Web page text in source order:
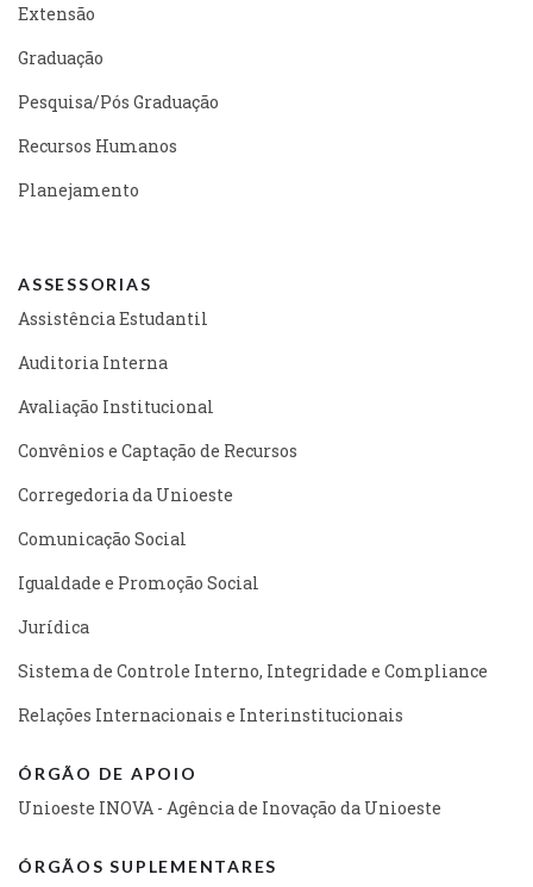
Extensão
Graduação
Pesquisa/Pós Graduação
Recursos Humanos
Planejamento
ASSESSORIAS
Assistência Estudantil
Auditoria Interna
Avaliação Institucional
Convênios e Captação de Recursos
Corregedoria da Unioeste
Comunicação Social
Igualdade e Promoção Social
Jurídica
Sistema de Controle Interno, Integridade e Compliance
Relações Internacionais e Interinstitucionais
ÓRGÃO DE APOIO
Unioeste INOVA - Agência de Inovação da Unioeste
ÓRGÃOS SUPLEMENTARES